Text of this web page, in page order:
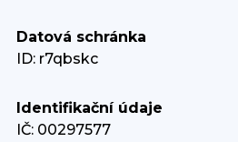
Datová schránka
ID: r7qbskc
Identifikační údaje
IČ: 00297577